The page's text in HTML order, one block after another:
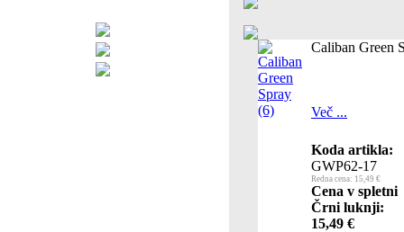
Caliban Green
Več ...
Koda artikla:
GWP62-17
Redna cena: 15,49 €
Cena v spletni
Črni luknji:
15,49 €